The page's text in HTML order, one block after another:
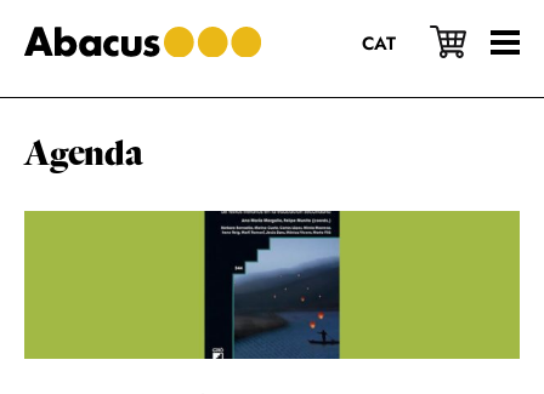
al
contenido
a
la
lateral
al
pie
página
CAT
Agenda